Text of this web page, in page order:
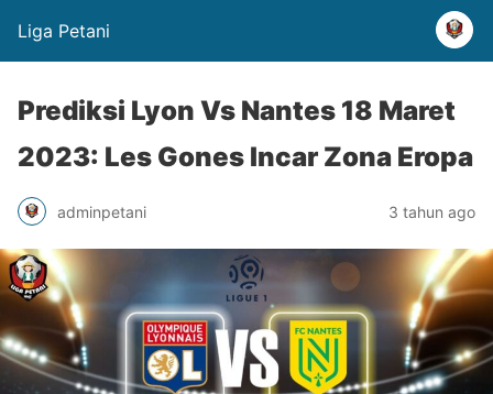
Liga Petani
Prediksi Lyon Vs Nantes 18 Maret
2023: Les Gones Incar Zona Eropa
adminpetani 3 tahun ago